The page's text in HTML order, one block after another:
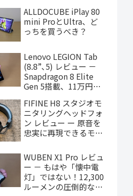
Radeon 680M —
Radeon 680M
Radeon 680M —
Radeon 680M
Radeon 680M —
Radeon 680M —
Radeon 680M —
Radeon 680M —
ALLDOCUBE iPlay 80
mini ProとUltra、ど
っちを買うべき？
Lenovo LEGION Tab
(8.8”､5) レビュー －
Snapdragon 8 Elite
Gen 5搭載、11万円台
ゲーミングタブレット
FIFINE H8 スタジオモ
ニタリングヘッドフォ
ン レビュー ー 原音を
忠実に再現できるモニ
4,000円台で購入でき
ます
WUBEN X1 Pro レビュ
ー － もはや「懐中電
灯」ではない！12,300
ルーメンの圧倒的な輝